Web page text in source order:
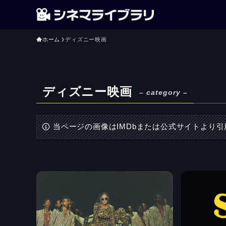
ホーム ディズニー映画
ディズニー映画 – category –
当ページの画像はIMDbまたは公式サイトより引